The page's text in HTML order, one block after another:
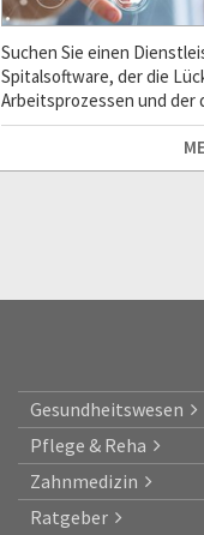
Suchen Sie einen
Spitalsoftware, der die
Arbeitsprozessen und der
Gesundheitswesen
Pflege & Reha
Zahnmedizin
Ratgeber